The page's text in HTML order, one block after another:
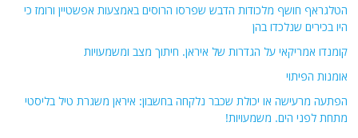
הטלגראף חושף מלכודות הדבש שפרסו הרוסים באמצעות אפשטיין ורומז כי
היו בכירים שנלכדו בהן
קומנדו אמריקאי על הגדרות של איראן. חיתוך מצב ומשמעויות
אומנות הפיתוי
הפתעה מרעישה או יכולת שכבר נלקחה בחשבון: איראן משגרת טיל בליסטי
מתחת לפני הים. משמעויות!